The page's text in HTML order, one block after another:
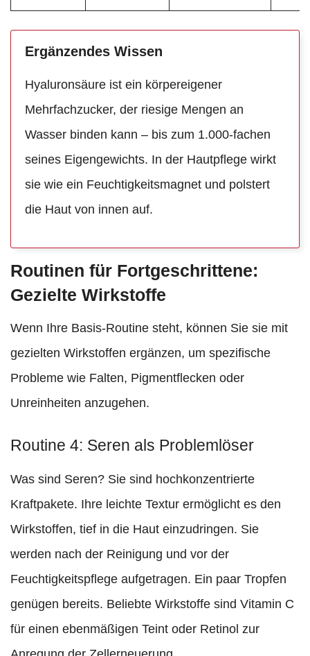
Ergänzendes Wissen
Hyaluronsäure ist ein körpereigener
Mehrfachzucker, der riesige Mengen an
Wasser binden kann – bis zum 1.000-fachen
seines Eigengewichts. In der Hautpflege wirkt
sie wie ein Feuchtigkeitsmagnet und polstert
die Haut von innen auf.
Routinen für Fortgeschrittene:
Gezielte Wirkstoffe
Wenn Ihre Basis-Routine steht, können Sie sie mit
gezielten Wirkstoffen ergänzen, um spezifische
Probleme wie Falten, Pigmentflecken oder
Unreinheiten anzugehen.
Routine 4: Seren als Problemlöser
Was sind Seren? Sie sind hochkonzentrierte
Kraftpakete. Ihre leichte Textur ermöglicht es den
Wirkstoffen, tief in die Haut einzudringen. Sie
werden nach der Reinigung und vor der
Feuchtigkeitspflege aufgetragen. Ein paar Tropfen
genügen bereits. Beliebte Wirkstoffe sind Vitamin C
für einen ebenmäßigen Teint oder Retinol zur